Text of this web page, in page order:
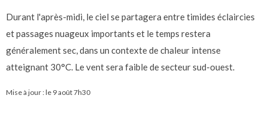
Durant l'après-midi, le ciel se partagera entre timides éclaircies
et passages nuageux importants et le temps restera
généralement sec, dans un contexte de chaleur intense
atteignant 30°C. Le vent sera faible de secteur sud-ouest.
Mise à jour : le 9 août 7h30